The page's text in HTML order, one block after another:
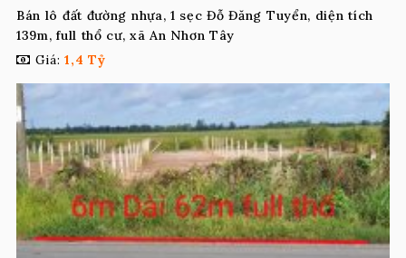
Bán lô đất đường nhựa, 1 sẹc Đỗ Đăng Tuyển, diện tích
139m, full thổ cư, xã An Nhơn Tây
Giá: 1,4 Tỷ